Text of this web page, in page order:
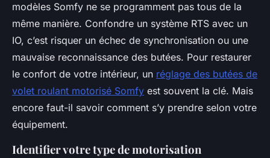
modèles Somfy ne se programment pas tous de la
même manière. Confondre un système RTS avec un
IO, c’est risquer un échec de synchronisation ou une
mauvaise reconnaissance des butées. Pour restaurer
le confort de votre intérieur, un réglage des butées de
volet roulant motorisé Somfy est souvent la clé. Mais
encore faut-il savoir comment s’y prendre selon votre
équipement.
Identifier votre type de motorisation